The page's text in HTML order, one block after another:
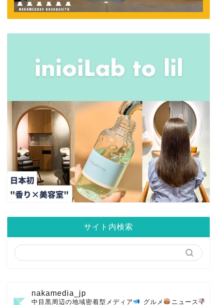
サイト内検索
nakamedia_jp
中目黒周辺の地域密着型メディア グルメ
ニュース